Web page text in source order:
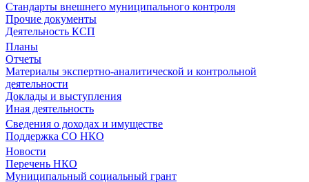
Стандарты внешнего муниципального контроля
Прочие документы
Деятельность КСП
Планы
Отчеты
Материалы экспертно-аналитической и контрольной
деятельности
Доклады и выступления
Иная деятельность
Сведения о доходах и имуществе
Поддержка СО НКО
Новости
Перечень НКО
Муниципальный социальный грант